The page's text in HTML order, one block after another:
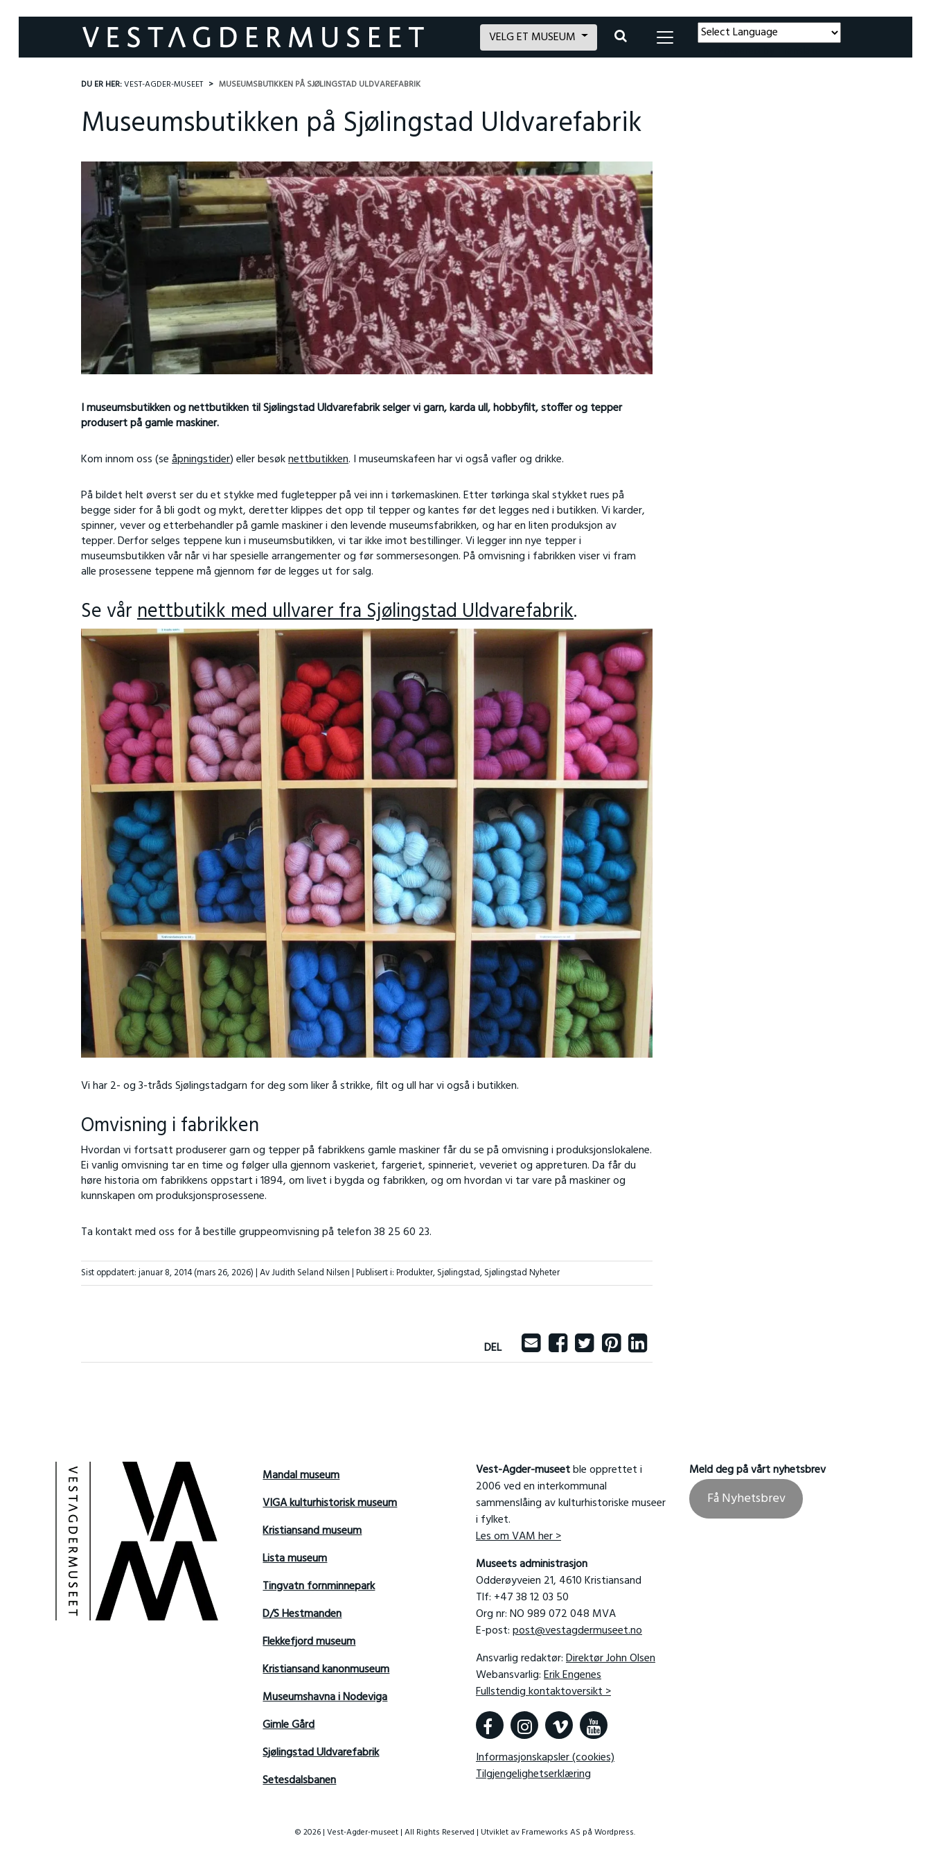
VELG ET MUSEUM
DU ER HER:VEST-AGDER-MUSEET MUSEUMSBUTIKKEN PÅ SJØLINGSTAD ULDVAREFABRIK
Museumsbutikken på Sjølingstad Uldvarefabrik
I museumsbutikken og nettbutikken til Sjølingstad Uldvarefabrik selger vi garn, karda ull, hobbyfilt, stoffer og tepper
produsert på gamle maskiner.
Kom innom oss (seåpningstider) eller besøknettbutikken. I museumskafeen har vi også vafler og drikke.
På bildet helt øverst ser du et stykke med fugletepper på vei inn i tørkemaskinen. Etter tørkinga skal stykket rues på
begge sider for å bli godt og mykt, deretter klippes det opp til tepper og kantes før det legges ned i butikken. Vi karder,
spinner, vever og etterbehandler på gamle maskiner i den levende museumsfabrikken, og har en liten produksjon av
tepper. Derfor selges teppene kun i museumsbutikken, vi tar ikke imot bestillinger. Vi legger inn nye tepper i
museumsbutikken vår når vi har spesielle arrangementer og før sommersesongen. På omvisning i fabrikken viser vi fram
alle prosessene teppene må gjennom før de legges ut for salg.
Se vårnettbutikk med ullvarer fra Sjølingstad Uldvarefabrik.
Vi har 2- og 3-tråds Sjølingstadgarn for deg som liker å strikke, filt og ull har vi også i butikken.
Omvisning i fabrikken
Hvordanvi fortsatt produserer garn og tepper på fabrikkens gamle maskinerfår du se på omvisning i produksjonslokalene.
Ei vanlig omvisning tar en time og følger ulla gjennom vaskeriet, fargeriet, spinneriet, veveriet og appreturen. Da får du
høre historia om fabrikkens oppstart i 1894, om livet i bygda og fabrikken, og om hvordan vi tar vare på maskiner og
kunnskapen om produksjonsprosessene.
Ta kontakt med oss for å bestille gruppeomvisning på telefon 38 25 60 23.
Sist oppdatert:januar 8, 2014(mars 26, 2026)| Av Judith Seland Nilsen |Publisert i:Produkter,Sjølingstad,Sjølingstad Nyheter
DEL
Mandal museum
VIGA kulturhistorisk museum
Kristiansand museum
Lista museum
Tingvatn fornminnepark
D/S Hestmanden
Flekkefjord museum
Kristiansand kanonmuseum
Museumshavna i Nodeviga
Gimle Gård
Sjølingstad Uldvarefabrik
Setesdalsbanen
Vest-Agder-museetble opprettet i
2006 ved en interkommunal
sammenslåing av kulturhistoriske museer
i fylket.
Les om VAM her >
Museets administrasjon
Odderøyveien 21, 4610 Kristiansand
Tlf: +47 38 12 03 50
Org nr: NO 989 072 048 MVA
E-post:post@vestagdermuseet.no
Ansvarlig redaktør:Direktør John Olsen
Webansvarlig:Erik Engenes
Fullstendig kontaktoversikt >
Informasjonskapsler (cookies)
Tilgjengelighetserklæring
Meld deg på vårt nyhetsbrev
Få Nyhetsbrev
© 2026 | Vest-Agder-museet | All Rights Reserved | Utviklet av Frameworks AS på Wordpress.